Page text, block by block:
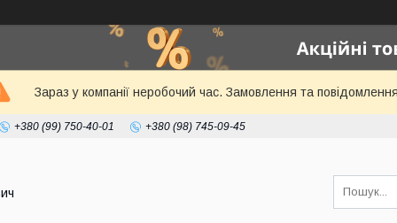
Зараз у компанії неробочий час. Замовлення та
+380 (99) 750-40-01 +380 (98) 745-09-45